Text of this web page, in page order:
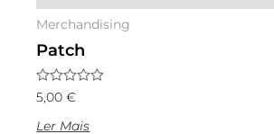
Merchandising
Patch
Avaliação
de
5,00€
Ler Mais